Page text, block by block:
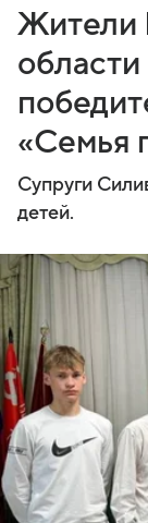
Жители
«Семья
Супруги
детей.